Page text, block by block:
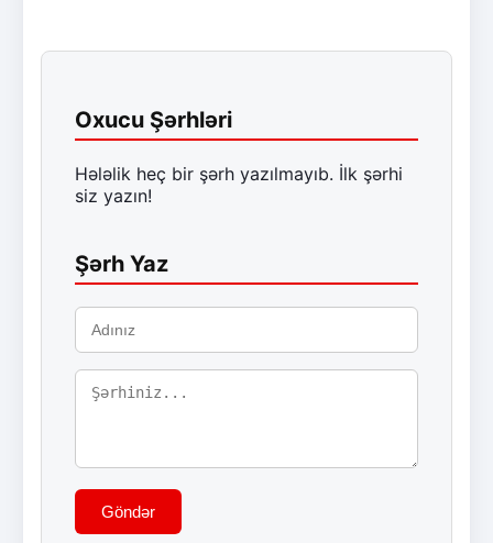
Oxucu Şərhləri
Hələlik heç bir şərh yazılmayıb. İlk şərhi
siz yazın!
Şərh Yaz
Göndər